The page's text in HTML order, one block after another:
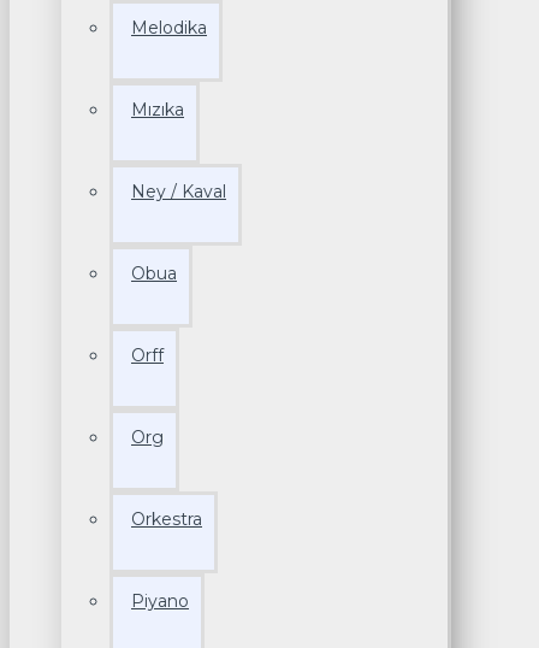
Melodika
Mızıka
Ney / Kaval
Obua
Orff
Org
Orkestra
Piyano